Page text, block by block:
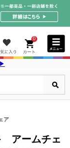
0
ア
アームチェ